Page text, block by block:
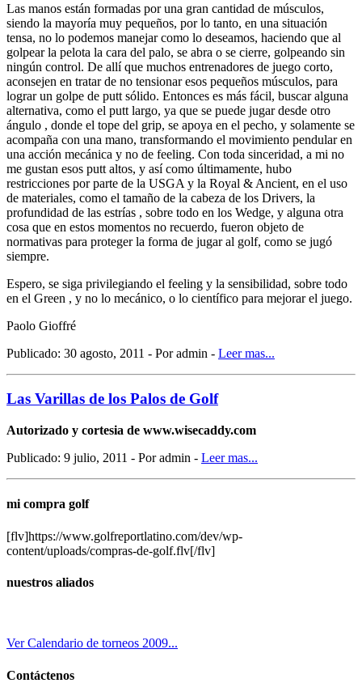
Las manos están formadas por una gran cantidad de músculos,
siendo la mayoría muy pequeños, por lo tanto, en una situación
tensa, no lo podemos manejar como lo deseamos, haciendo que al
golpear la pelota la cara del palo, se abra o se cierre, golpeando sin
ningún control. De allí que muchos entrenadores de juego corto,
aconsejen en tratar de no tensionar esos pequeños músculos, para
lograr un golpe de putt sólido. Entonces es más fácil, buscar alguna
alternativa, como el putt largo, ya que se puede jugar desde otro
ángulo , donde el tope del grip, se apoya en el pecho, y solamente se
acompaña con una mano, transformando el movimiento pendular en
una acción mecánica y no de feeling. Con toda sinceridad, a mi no
me gustan esos putt altos, y así como últimamente, hubo
restricciones por parte de la USGA y la Royal & Ancient, en el uso
de materiales, como el tamaño de la cabeza de los Drivers, la
profundidad de las estrías , sobre todo en los Wedge, y alguna otra
cosa que en estos momentos no recuerdo, fueron objeto de
normativas para proteger la forma de jugar al golf, como se jugó
siempre.
Espero, se siga privilegiando el feeling y la sensibilidad, sobre todo
en el Green , y no lo mecánico, o lo científico para mejorar el juego.
Paolo Gioffré
Publicado: 30 agosto, 2011 - Por admin - Leer mas...
Las Varillas de los Palos de Golf
Autorizado y cortesia de www.wisecaddy.com
Publicado: 9 julio, 2011 - Por admin - Leer mas...
mi compra golf
[flv]https://www.golfreportlatino.com/dev/wp-
content/uploads/compras-de-golf.flv[/flv]
nuestros aliados
Ver Calendario de torneos 2009...
Contáctenos